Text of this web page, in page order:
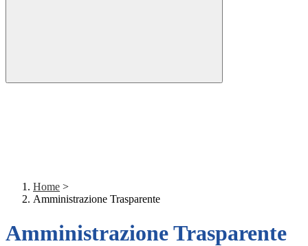
Home >
Amministrazione Trasparente
Amministrazione Trasparente